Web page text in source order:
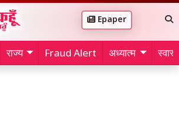
Epaper
राज्य Fraud Alert अध्यात्म